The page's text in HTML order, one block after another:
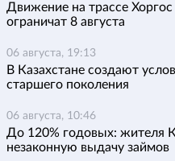
Движение на трассе
ограничат 8 августа
06 августа, 19:13
В Казахстане создают
старшего поколения
06 августа, 10:46
До 120% годовых: жителя
незаконную выдачу займов